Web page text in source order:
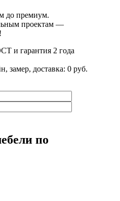
до премиум.
проектам —
и гарантия 2 года
замер, доставка: 0 руб.
по